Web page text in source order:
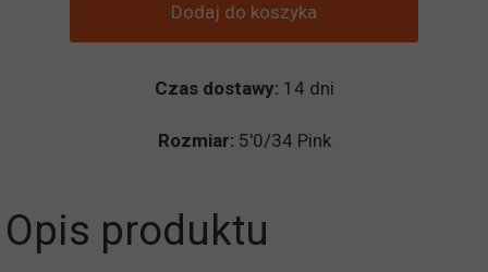
Czas dostawy: 14 dni
Rozmiar: 5'0/34 Pink
Opis produktu
Dodaj do koszyka